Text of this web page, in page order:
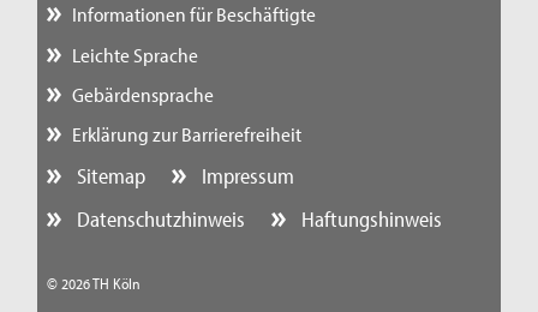
Informationen für Beschäftigte
Leichte Sprache
Gebärdensprache
Erklärung zur Barrierefreiheit
Sitemap
Impressum
Datenschutzhinweis
Haftungshinweis
© 2026 TH Köln